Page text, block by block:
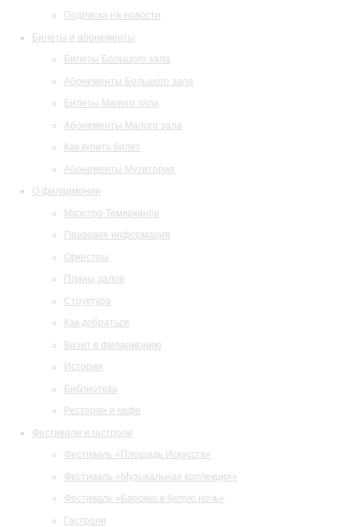
Подписка на новости
Билеты и абонементы
Билеты Большого зала
Абонементы Большого зала
Билеты Малого зала
Абонементы Малого зала
Как купить билет
Абонементы Музитория
О филармонии
Маэстро Темирканов
Правовая информация
Оркестры
Планы залов
Структура
Как добраться
Визит в филармонию
История
Библиотека
Ресторан и кафе
Фестивали и гастроли
Фестиваль «Площадь Искусств»
Фестиваль «Музыкальная коллекция»
Фестиваль «Барокко в белую ночь»
Гастроли